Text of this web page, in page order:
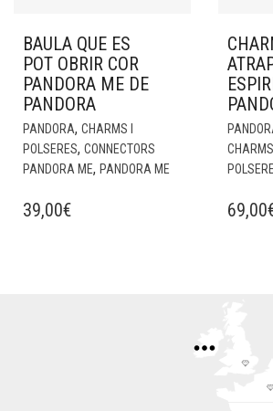
BAULA QUE ES
POT OBRIR COR
PANDORA ME DE
PANDORA
PANDORA, CHARMS I
POLSERES, CONNECTORS
PANDORA ME, PANDORA ME
39,00€
CHARMS
69,00